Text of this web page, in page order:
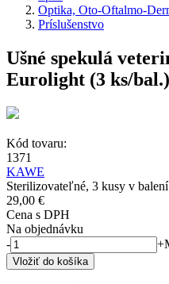
Optika, Oto-Oftalmo-
Príslušenstvo
Ušné spekulá
Eurolight (3 ks/bal.)
Kód tovaru:
1371
KAWE
Sterilizovateľné, 3 kusy v
29,00 €
Cena s DPH
Na objednávku
-
+